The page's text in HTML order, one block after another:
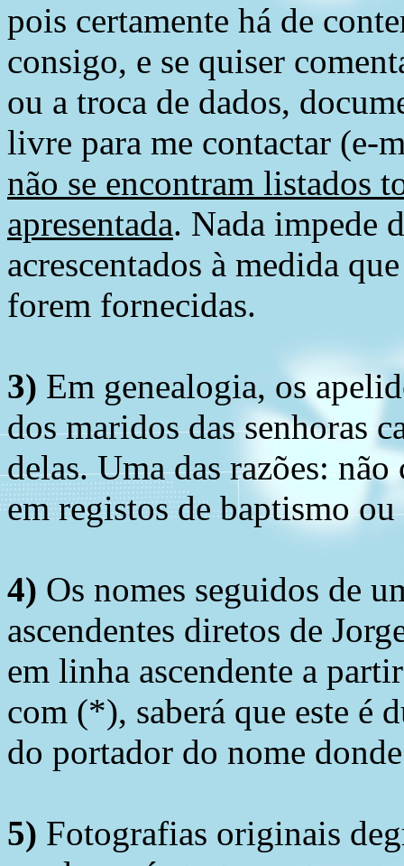
pois certamente há de
consigo, e se quiser
ou a troca de dados,
livre para me contactar (e-
não se encontram listados
apresentada. Nada impede
acrescentados à medida
forem fornecidas.
3) Em genealogia, os
dos maridos das senhoras
delas. Uma das razões:
em registos de baptismo
4) Os nomes seguidos de
ascendentes diretos de
em linha ascendente a
com (*), saberá que este é
do portador do nome
5) Fotografias originais